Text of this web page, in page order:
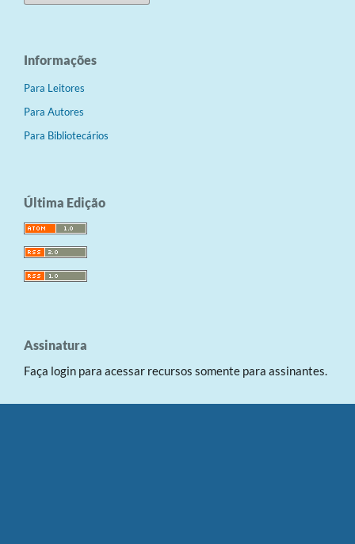
Informações
Para Leitores
Para Autores
Para Bibliotecários
Última Edição
Assinatura
Faça login para acessar recursos somente para assinantes.